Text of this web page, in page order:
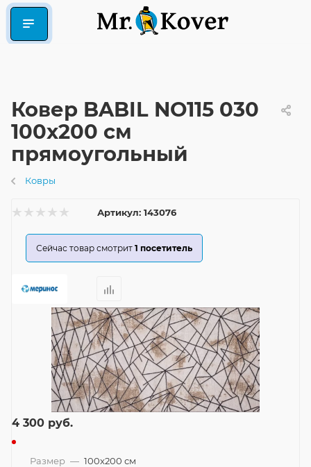
Ковер BABIL NO115 030
100x200 см
прямоугольный
Ковры
Артикул: 143076
Сейчас товар смотрит 1 посетитель
4 300 руб.
Размер — 100x200 см